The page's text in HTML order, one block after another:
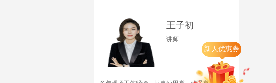
新人优惠券
王子初
讲师